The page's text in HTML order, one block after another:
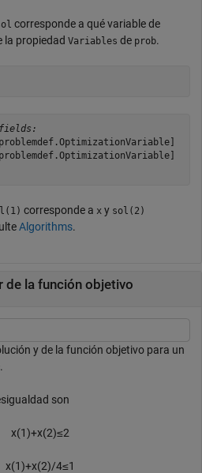
corresponde a qué variable de
la propiedad Variables de prob.
corresponde a x y sol(2)
Algorithms.
de la función objetivo
y de la función objetivo para un
son
x(1)+x(2)≤2
x(1)+x(2)/4≤1